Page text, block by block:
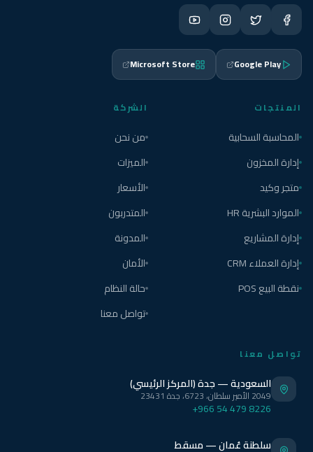
Google Play
Microsoft Store
المنتجات
المحاسبة السحابية
إدارة المخزون
متجر وكيد
الموارد البشرية HR
إدارة المشاريع
إدارة العملاء CRM
نقطة البيع POS
الشركة
من نحن
الميزات
الأسعار
المتدربون
المدونة
الأمان
حالة النظام
تواصل معنا
تواصل معنا
السعودية — جدة (المركز الرئيسي)
2049 الأمير سلطان، 6723، جدة 23431
+966 54 479 8226
سلطنة عُمان — مسقط